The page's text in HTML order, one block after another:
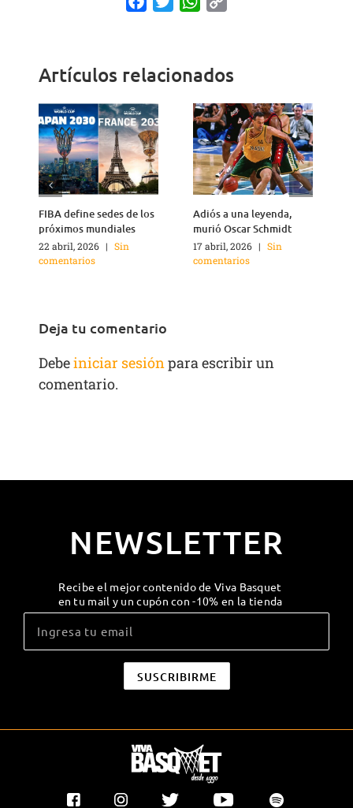
Artículos relacionados
FIBA define sedes de los
próximos mundiales
22 abril, 2026 | Sin
comentarios
Adiós a una leyenda,
murió Oscar Schmidt
17 abril, 2026 | Sin
comentarios
Deja tu comentario
Debeiniciar sesiónpara escribir un
comentario.
NEWSLETTER
Recibe el mejor contenido de Viva Basquet
en tu mail y un cupón con -10% en la tienda